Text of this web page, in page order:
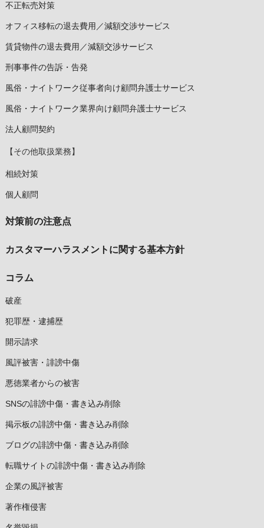
不正転売対策
オフィス移転の退去費用／減額交渉サービス
賃貸物件の退去費用／減額交渉サービス
刑事事件の告訴・告発
風俗・ナイトワーク従事者向け顧問弁護士サービス
風俗・ナイトワーク業界向け顧問弁護士サービス
法人顧問契約
【その他取扱業務】
相続対策
個人顧問
対策前の注意点
カスタマーハラスメントに関する基本方針
コラム
破産
犯罪歴・逮捕歴
開示請求
風評被害・誹謗中傷
悪徳業者からの被害
SNSの誹謗中傷・書き込み削除
掲示板の誹謗中傷・書き込み削除
ブログの誹謗中傷・書き込み削除
転職サイトの誹謗中傷・書き込み削除
企業の風評被害
著作権侵害